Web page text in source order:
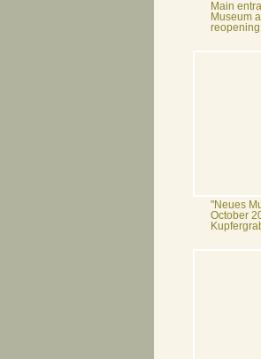
Main
Museum
reopening
"Neues
October